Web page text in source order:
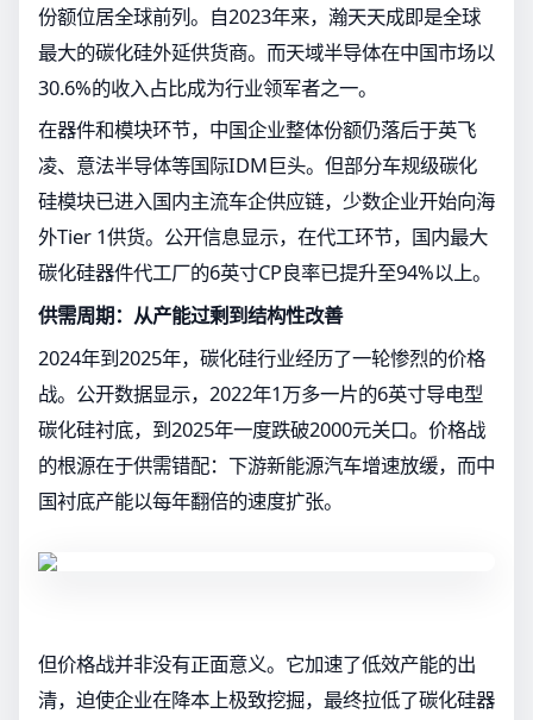
份额位居全球前列。自2023年来，瀚天天成即是全球
最大的碳化硅外延供货商。而天域半导体在中国市场以
30.6%的收入占比成为行业领军者之一。
在器件和模块环节，中国企业整体份额仍落后于英飞
凌、意法半导体等国际IDM巨头。但部分车规级碳化
硅模块已进入国内主流车企供应链，少数企业开始向海
外Tier 1供货。公开信息显示，在代工环节，国内最大
碳化硅器件代工厂的6英寸CP良率已提升至94%以上。
供需周期：从产能过剩到结构性改善
2024年到2025年，碳化硅行业经历了一轮惨烈的价格
战。公开数据显示，2022年1万多一片的6英寸导电型
碳化硅衬底，到2025年一度跌破2000元关口。价格战
的根源在于供需错配：下游新能源汽车增速放缓，而中
国衬底产能以每年翻倍的速度扩张。
但价格战并非没有正面意义。它加速了低效产能的出
清，迫使企业在降本上极致挖掘，最终拉低了碳化硅器